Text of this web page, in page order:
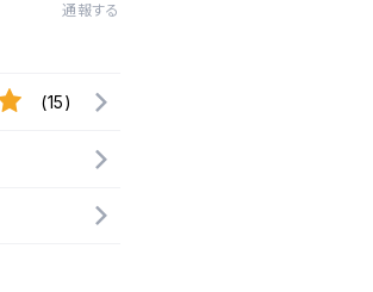
通報する
(15)